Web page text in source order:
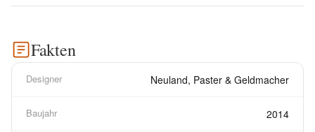
Fakten
Designer Neuland, Paster & Geldmacher
Baujahr 2014